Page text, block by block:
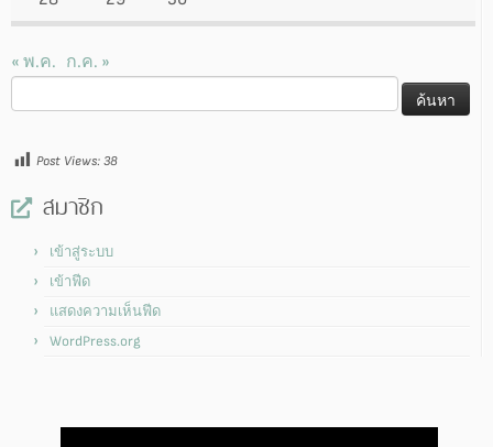
« พ.ค. ก.ค. »
สำหรับ:
Post Views: 38
สมาชิก
เข้าสู่ระบบ
เข้าฟีด
แสดงความเห็นฟีด
WordPress.org